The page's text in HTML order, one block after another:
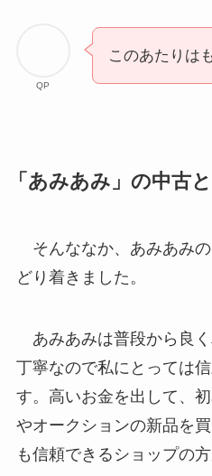
QP
このあたりは
「あみあみ」の中古
そんななか、あみあみ
どり着きました。
あみあみは普段から良
丁寧なので私にとっては
す。高いお金を出して、
やオークションの新品を
も信頼できるショップの